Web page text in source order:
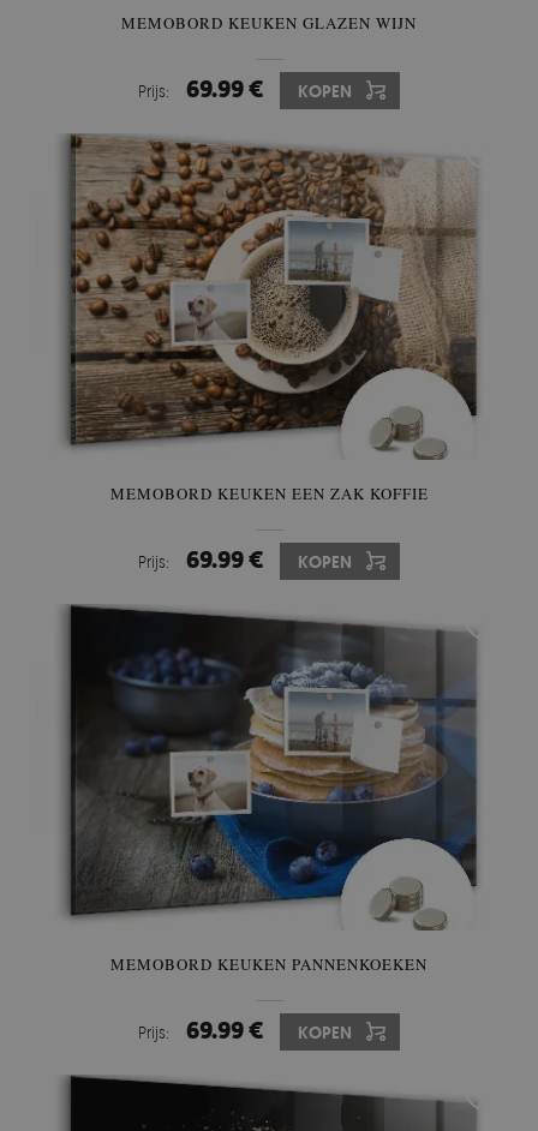
MEMOBORD KEUKEN GLAZEN WIJN
Prijs: 69.99 € KOPEN
MEMOBORD KEUKEN EEN ZAK KOFFIE
Prijs: 69.99 € KOPEN
MEMOBORD KEUKEN PANNENKOEKEN
Prijs: 69.99 € KOPEN